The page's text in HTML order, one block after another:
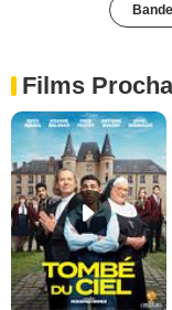
Films